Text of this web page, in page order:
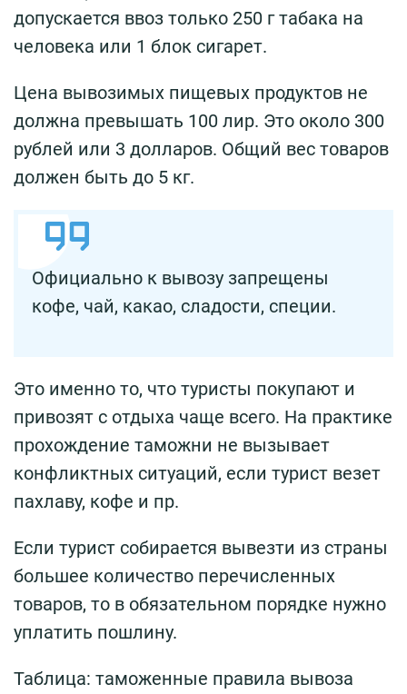
допускается ввоз только 250 г табака на
человека или 1 блок сигарет.
Цена вывозимых пищевых продуктов не
должна превышать 100 лир. Это около 300
рублей или 3 долларов. Общий вес товаров
должен быть до 5 кг.
Официально к вывозу запрещены
кофе, чай, какао, сладости, специи.
Это именно то, что туристы покупают и
привозят с отдыха чаще всего. На практике
прохождение таможни не вызывает
конфликтных ситуаций, если турист везет
пахлаву, кофе и пр.
Если турист собирается вывезти из страны
большее количество перечисленных
товаров, то в обязательном порядке нужно
уплатить пошлину.
Таблица: таможенные правила вывоза